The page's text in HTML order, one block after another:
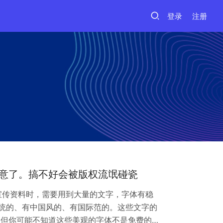
登录 注册
了。搞不好会被版权流氓碰瓷
资料时，需要用到大量的文字，字体有稳
的、有中国风的、有国际范的。这些文字的
你可能不知道这些美观的字体不是免费的，